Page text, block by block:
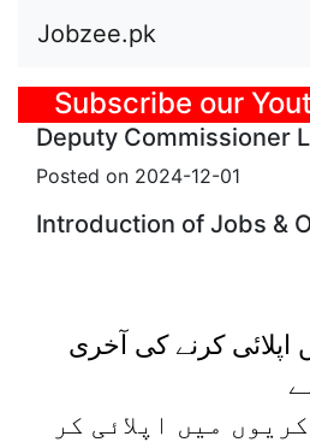
Jobzee.pk
Subscribe our
Deputy Commissioner
Posted on 2024-12-01
Introduction of Jobs &
اپلائی کرنے کی آخری
میں اپلائی کر